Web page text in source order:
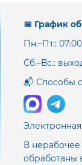
📅 График
Пн.–Пт.:
Сб.–Вс.:
📬 Способы
В
обработаны